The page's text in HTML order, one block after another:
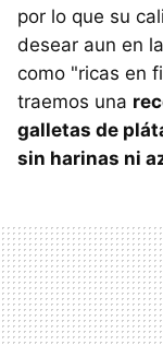
por lo que su
desear aun en
como "ricas en
traemos una
galletas de
sin harinas ni